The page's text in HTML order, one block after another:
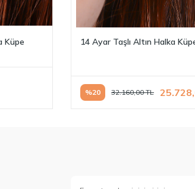
Küpe 14 Ayar Taşlı Altın Halka
%20 32.160,00TL